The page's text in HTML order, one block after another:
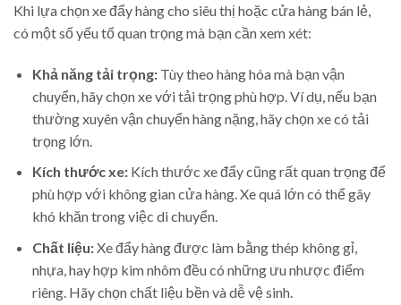
Khi lựa chọn xe đẩy hàng cho siêu thị hoặc cửa hàng bán lẻ,
có một số yếu tố quan trọng mà bạn cần xem xét:
Khả năng tải trọng:Tùy theo hàng hóa mà bạn vận
chuyển, hãy chọn xe với tải trọng phù hợp. Ví dụ, nếu bạn
thường xuyên vận chuyển hàng nặng, hãy chọn xe có tải
trọng lớn.
Kích thước xe:Kích thước xe đẩy cũng rất quan trọng để
phù hợp với không gian cửa hàng. Xe quá lớn có thể gây
khó khăn trong việc di chuyển.
Chất liệu:Xe đẩy hàng được làm bằng thép không gỉ,
nhựa, hay hợp kim nhôm đều có những ưu nhược điểm
riêng. Hãy chọn chất liệu bền và dễ vệ sinh.